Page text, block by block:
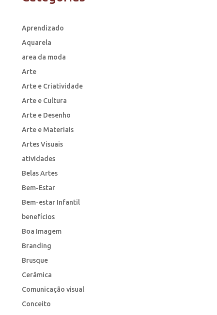
Aprendizado
Aquarela
area da moda
Arte
Arte e Criatividade
Arte e Cultura
Arte e Desenho
Arte e Materiais
Artes Visuais
atividades
Belas Artes
Bem-Estar
Bem-estar Infantil
benefícios
Boa Imagem
Branding
Brusque
Cerâmica
Comunicação visual
Conceito